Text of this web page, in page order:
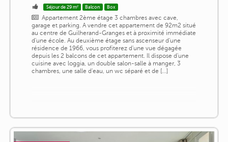
Séjour de 29 m² Balcon Box
Appartement 2ème étage 3 chambres avec cave,
garage et parking. A vendre cet appartement de 92m2 situé
au centre de Guilherand-Granges et à proximité immédiate
d'une école. Au deuxième étage sans ascenseur d'une
résidence de 1966, vous profiterez d'une vue dégagée
depuis les 2 balcons de cet appartement. Il dispose d'une
cuisine avec loggia, un double salon-salle à manger, 3
chambres, une salle d'eau, un wc séparé et de [...]